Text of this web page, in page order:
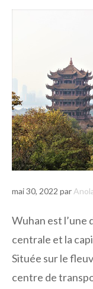
mai 30, 2022 par
Wuhan est l’une
centrale et la
Située sur le
centre de